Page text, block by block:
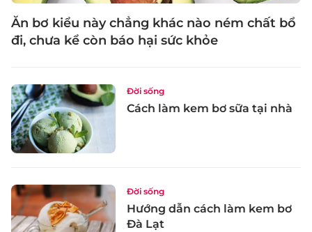
Ăn bơ kiểu này chẳng khác nào ném chất bổ
đi, chưa kể còn báo hại sức khỏe
Đời sống
Cách làm kem bơ sữa tại nhà
Đời sống
Hướng dẫn cách làm kem bơ
Đà Lạt